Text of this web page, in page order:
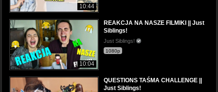
10:44
10:04
REAKCJA NA NASZE FILMIKI || Just
Siblings!
Just Siblings!
1080p
QUESTIONS TAŚMA CHALLENGE ||
Just Siblings!